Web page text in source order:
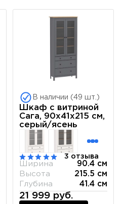
В наличии (49 шт.)
Шкаф с витриной
Сага, 90х41х215 см,
серый/ясень
3 отзыва
Ширина
90.4 см
Высота
215.5 см
Глубина
41.4 см
21 999 руб.